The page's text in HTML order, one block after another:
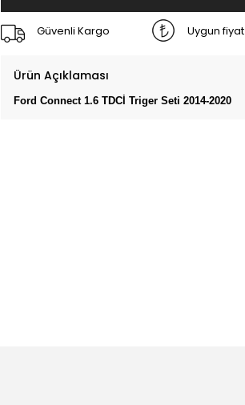
Güvenli Kargo Uygun fiyat
Ürün Açıklaması
Ford Connect 1.6 TDCİ Triger Seti 2014-2020